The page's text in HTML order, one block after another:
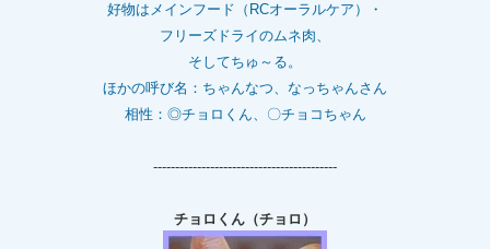
好物はメインフード（RCオーラルケア）・
フリーズドライのムネ肉、
そしてちゅ～る。
ほかの呼び名：ちゃんなつ、なっちゃんさん
相性：◎チョロくん、〇チョコちゃん
------------------------------------------
チョロくん（チョロ）